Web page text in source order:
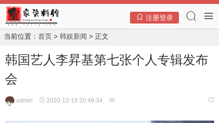
注册登录
当前位置： 首页 > 韩娱新闻 > 正文
韩国艺人李昇基第七张个人专辑发布
会
admin 2020-12-19 20:49:34